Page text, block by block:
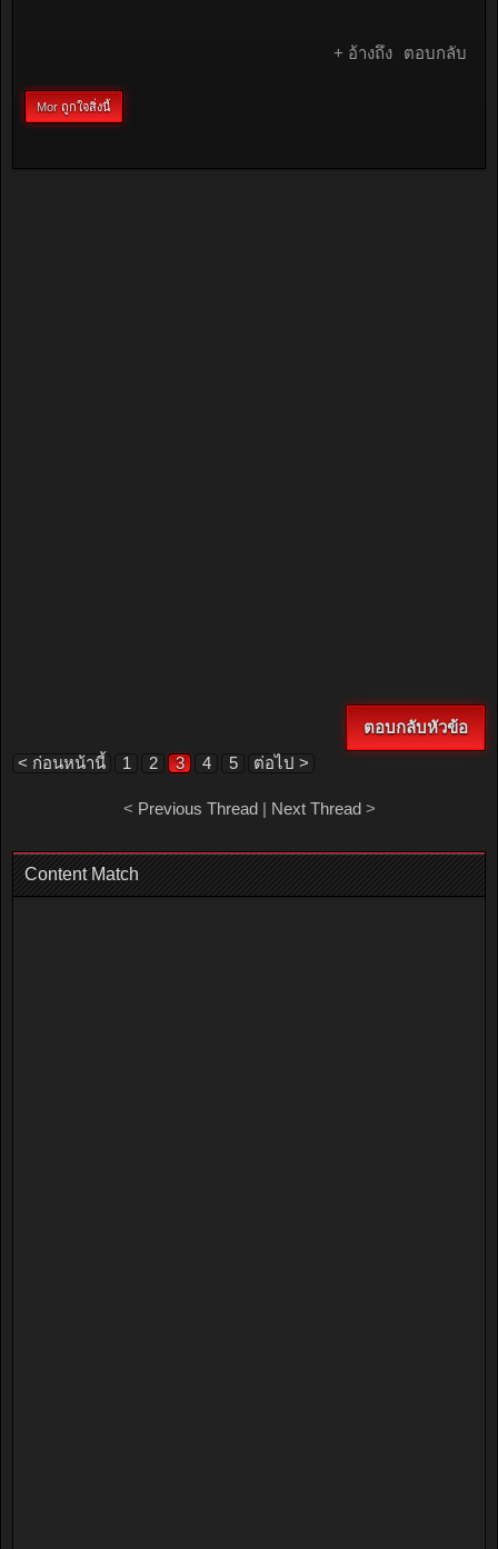
+ อ้างถึง ตอบกลับ
Mor ถูกใจสิ่งนี้
ตอบกลับหัวข้อ
< ก่อนหน้านี้
1 2 3 4 5 ต่อไป >
< Previous Thread| Next Thread>
Content Match